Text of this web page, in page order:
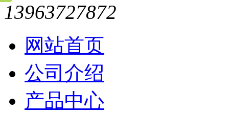
13963727872
网站首页
公司介绍
产品中心